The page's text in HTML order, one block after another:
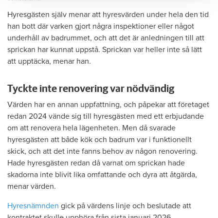
Hyresgästen själv menar att hyresvärden under hela den tid
han bott där varken gjort några inspektioner eller något
underhåll av badrummet, och att det är anledningen till att
sprickan har kunnat uppstå. Sprickan var heller inte så lätt
att upptäcka, menar han.
Tyckte inte renovering var nödvändig
Värden har en annan uppfattning, och påpekar att företaget
redan 2024 vände sig till hyresgästen med ett erbjudande
om att renovera hela lägenheten. Men då svarade
hyresgästen att både kök och badrum var i funktionellt
skick, och att det inte fanns behov av någon renovering.
Hade hyresgästen redan då varnat om sprickan hade
skadorna inte blivit lika omfattande och dyra att åtgärda,
menar värden.
Hyresnämnden gick på värdens linje och beslutade att